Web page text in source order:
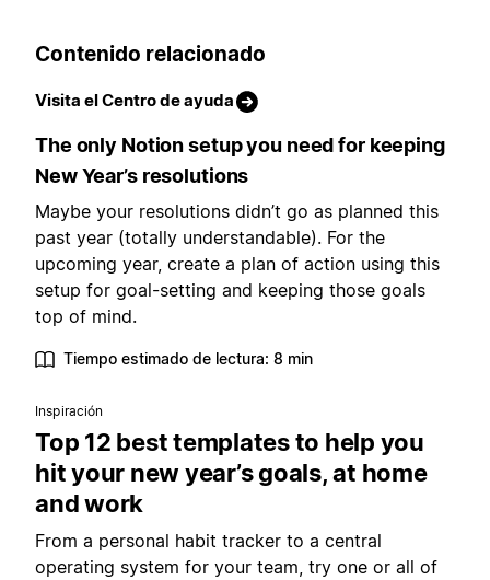
Contenido relacionado
Visita el Centro de ayuda
The only Notion setup you need for keeping
New Year’s resolutions
Maybe your resolutions didn’t go as planned this
past year (totally understandable). For the
upcoming year, create a plan of action using this
setup for goal-setting and keeping those goals
top of mind.
Tiempo estimado de lectura: 8 min
Inspiración
Top 12 best templates to help you
hit your new year’s goals, at home
and work
From a personal habit tracker to a central
operating system for your team, try one or all of